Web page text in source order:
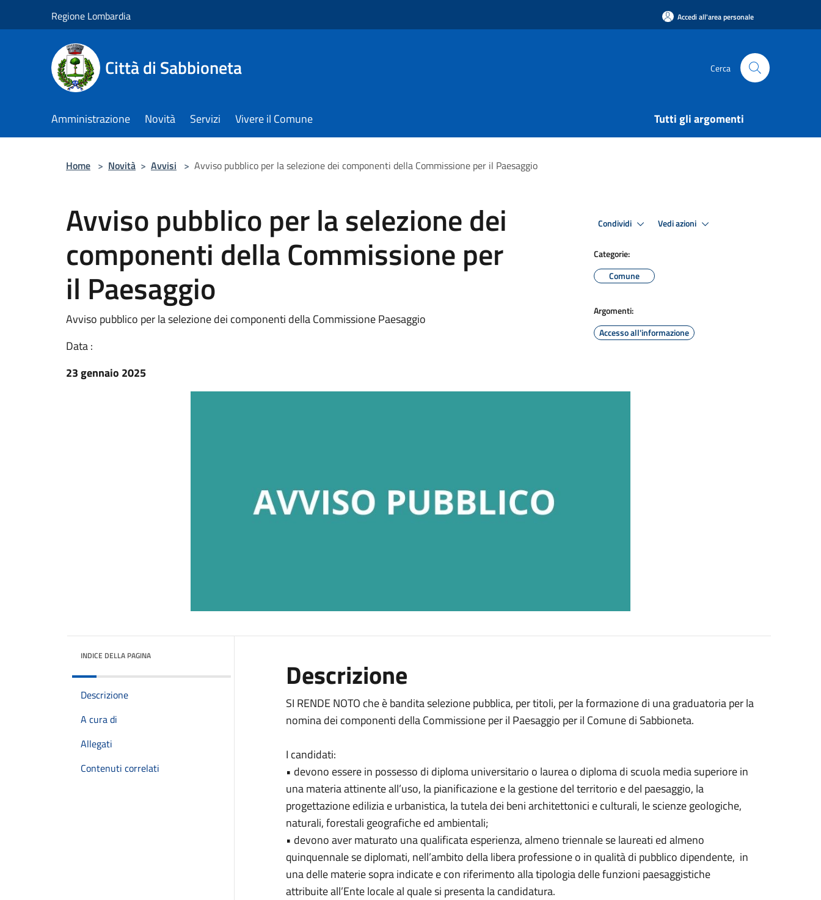
Regione Lombardia Accedi all'area personale
Città di Sabbioneta Cerca
Amministrazione Novità Servizi Vivere il Comune Tutti gli argomenti
Home > Novità > Avvisi > Avviso pubblico per la selezione dei componenti della Commissione per il Paesaggio
Avviso pubblico per la selezione dei
componenti della Commissione per
il Paesaggio
Avviso pubblico per la selezione dei componenti della Commissione Paesaggio
Data :
23 gennaio 2025
Condividi Vedi azioni
Categorie:
Comune
Argomenti:
Accesso all'informazione
INDICE DELLA PAGINA
Descrizione
A cura di
Allegati
Contenuti correlati
Descrizione
SI RENDE NOTO che è bandita selezione pubblica, per titoli, per la formazione di una graduatoria per la
nomina dei componenti della Commissione per il Paesaggio per il Comune di Sabbioneta.
I candidati:
• devono essere in possesso di diploma universitario o laurea o diploma di scuola media superiore in
una materia attinente all’uso, la pianificazione e la gestione del territorio e del paesaggio, la
progettazione edilizia e urbanistica, la tutela dei beni architettonici e culturali, le scienze geologiche,
naturali, forestali geografiche ed ambientali;
• devono aver maturato una qualificata esperienza, almeno triennale se laureati ed almeno
quinquennale se diplomati, nell’ambito della libera professione o in qualità di pubblico dipendente, in
una delle materie sopra indicate e con riferimento alla tipologia delle funzioni paesaggistiche
attribuite all’Ente locale al quale si presenta la candidatura.